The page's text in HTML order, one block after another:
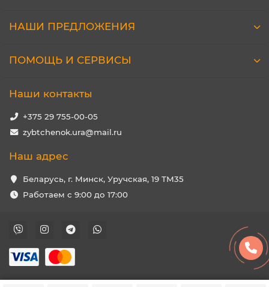
НАШИ ПРЕДЛОЖЕНИЯ
ПОМОЩЬ И СЕРВИСЫ
Наши контакты
+375 29 755-00-05
zybtchenok.ura@mail.ru
Наш адрес
Беларусь, г. Минск, Уручская, 19 ТМ35
Работаем с 9:00 до 17:00